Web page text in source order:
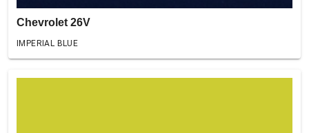
Chevrolet 26V
IMPERIAL BLUE